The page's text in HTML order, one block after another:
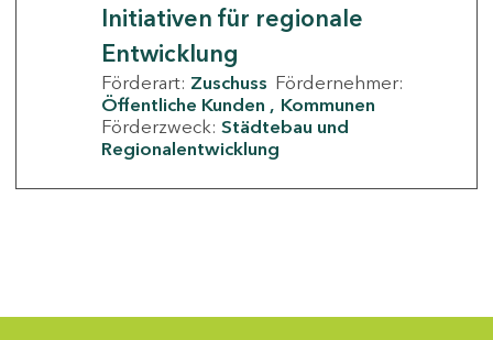
Initiativen für regionale
Entwicklung
Förderart: Zuschuss Fördernehmer:
Öffentliche Kunden
Kommunen
Förderzweck: Städtebau und
Regionalentwicklung